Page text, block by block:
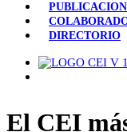
DIRECTORIO
El CEI